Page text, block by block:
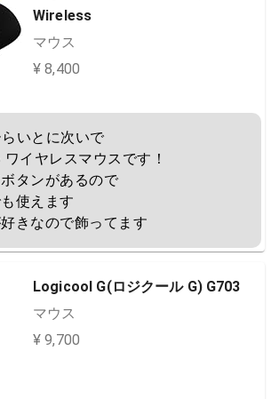
Wireless
マウス
¥ 8,400
いとに次いで
イヤレスマウスです！
タンがあるので
使えます
きなので飾ってます
Logicool G(ロジクール G) G703
マウス
¥ 9,700